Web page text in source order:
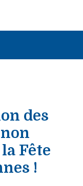
des
Fête
!